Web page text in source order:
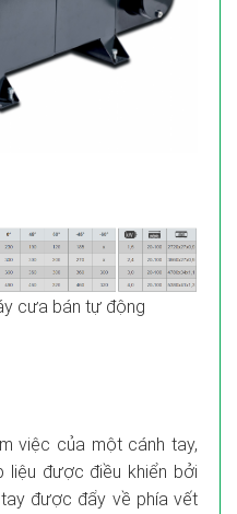
cưa bán tự động
việc của một cánh tay,
được điều khiển bởi
được đẩy về phía vết